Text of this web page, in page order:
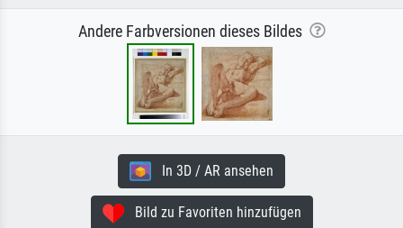
Andere Farbversionen dieses Bildes
In 3D / AR ansehen
Bild zu Favoriten hinzufügen